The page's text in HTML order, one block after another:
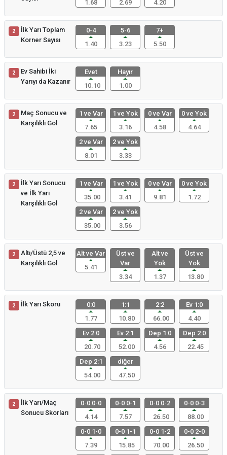
1.68
2.69
4.20
2
İlk Yarı Toplam
Korner Sayısı
0-4
1.40
5-6
3.23
7+
5.50
2
Ev Sahibi İki
Yarıyı da Kazanır
Evet
10.10
Hayır
1.00
2
Maç Sonucu ve
Karşılıklı Gol
1 ve Var
7.65
1 ve Yok
3.16
0 ve Var
4.58
0 ve Yok
4.64
2 ve Var
8.01
2 ve Yok
3.33
2
İlk Yarı Sonucu
ve İlk Yarı
Karşılıklı Gol
1 ve Var
35.00
1 ve Yok
3.41
0 ve Var
9.81
0 ve Yok
1.72
2 ve Var
35.00
2 ve Yok
3.56
2
Altı/Üstü 2,5 ve
Karşılıklı Gol
Alt ve Var
5.41
Üst ve
Var
3.34
Alt ve
Yok
1.37
Üst ve
Yok
13.80
2 İlk Yarı Skoru
0:0
1.77
1:1
10.80
2:2
66.00
Ev 1:0
4.40
Ev 2:0
20.70
Ev 2:1
52.00
Dep 1:0
4.56
Dep 2:0
22.45
Dep 2:1
54.00
diğer
47.50
2
İlk Yarı/Maç
Sonucu Skorları
0-0 0-0
4.14
0-0 0-1
7.57
0-0 0-2
26.50
0-0 0-3
88.00
0-0 1-0
7.39
0-0 1-1
15.85
0-0 1-2
70.00
0-0 2-0
26.50